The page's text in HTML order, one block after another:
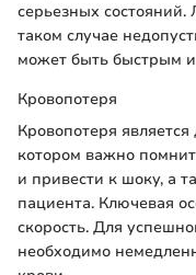
серьезных
таком случае
может быть быстрым
Кровопотеря
Кровопотеря
котором важно
и привести к шоку, а
пациента. Ключевая
скорость. Для
необходимо